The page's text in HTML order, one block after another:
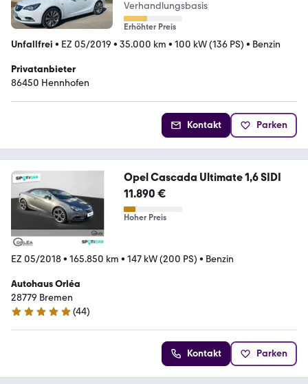
Verhandlungsbasis
Erhöhter Preis
Unfallfrei • EZ 05/2019 • 35.000 km • 100 kW (136 PS) • Benzin
Privatanbieter
86450 Hennhofen
Kontakt Parken
Opel Cascada Ultimate 1,6 SIDI
11.890 €
Hoher Preis
EZ 05/2018• 165.850 km • 147 kW (200 PS) • Benzin
Autohaus Orléa
28779 Bremen
5 Sterne
(44)
Kontakt Parken